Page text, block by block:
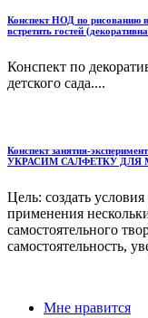
Конспект НОД по рисованию
встретить гостей
Конспект по
детского сада....
Конспект занятия-
УКРАСИМ САЛФЕТКУ
Цель: создать
применения
самостоятельного
самостоятельность,
Мне нравится